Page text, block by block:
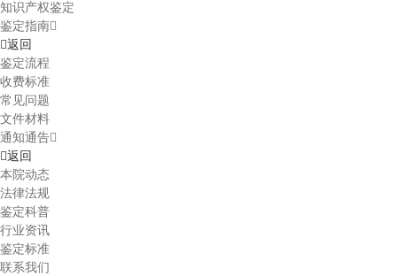
知识产权鉴定
鉴定指南
返回
鉴定流程
收费标准
常见问题
文件材料
通知通告
返回
本院动态
法律法规
鉴定科普
行业资讯
鉴定标准
联系我们